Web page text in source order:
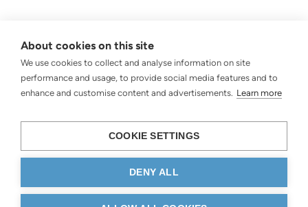
About cookies on this site
We use cookies to collect and analyse information on site
performance and usage, to provide social media features and to
enhance and customise content and advertisements. Learn more
COOKIE SETTINGS
DENY ALL